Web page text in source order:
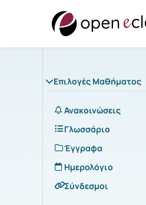
Επιλογές Μαθήματος
Ανακοινώσεις
Γλωσσάριο
Έγγραφα
Ημερολόγιο
Σύνδεσμοι